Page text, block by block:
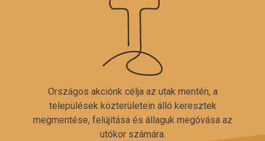
Országos akciónk célja az utak mentén, a
települések közterületein álló keresztek
megmentése, felújítása és állaguk megóvása az
utókor számára.